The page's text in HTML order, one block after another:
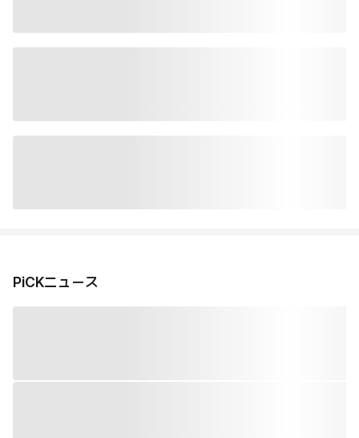
PiCKニュース